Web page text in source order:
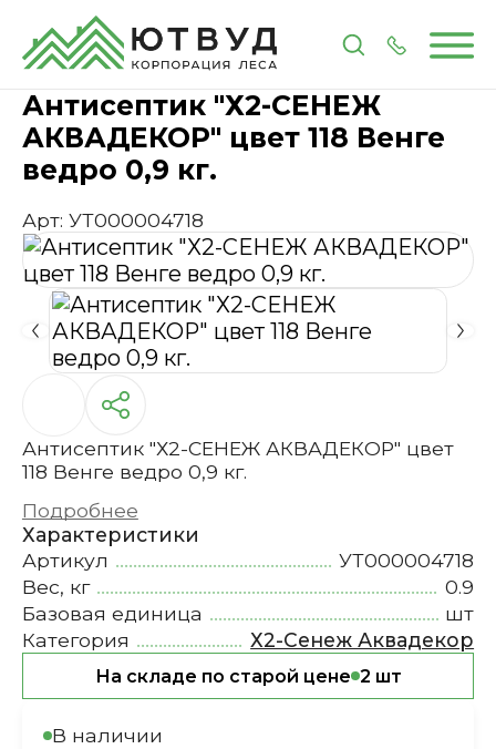
ГлавнаяКаталогЛакокрасочные материалы
Антисептик "Х2-СЕНЕЖ
АКВАДЕКОР" цвет 118 Венге
ведро 0,9 кг.
Арт: УТ000004718
Антисептик "Х2-СЕНЕЖ АКВАДЕКОР" цвет
118 Венге ведро 0,9 кг.
Подробнее
Характеристики
Артикул
УТ000004718
Вес, кг
0.9
Базовая единица
шт
Категория
Х2-Сенеж Аквадекор
На складе по старой цене 2 шт
В наличии